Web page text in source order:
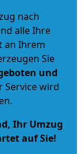
nach
alle Ihre
an Ihrem
Sie
und
Service wird
Ihr Umzug
auf Sie!